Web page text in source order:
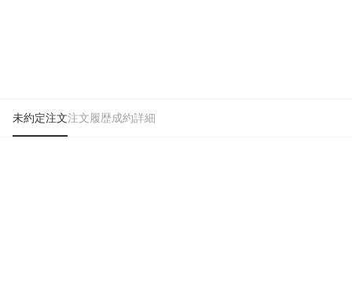
未約定注文注文履歴成約詳細